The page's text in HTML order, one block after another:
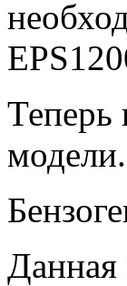
Теперь
модели.
Данная